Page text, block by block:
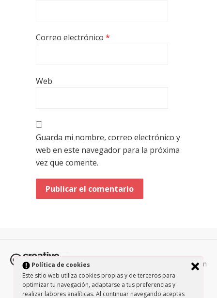
Política de cookies
Este sitio web utiliza cookies propias y de terceros para
optimizar tu navegación, adaptarse a tus preferencias y
realizar labores analíticas. Al continuar navegando aceptas
Correo electrónico *
Web
Guarda mi nombre, correo electrónico y
web en este navegador para la próxima
vez que comente.
Todos los contenidos de esta página están
protegidos por la licencia Creative Commons Attribution-
NonCommercial-ShareAlike 3.0. / Política de privacidad
Theme by Design Lab